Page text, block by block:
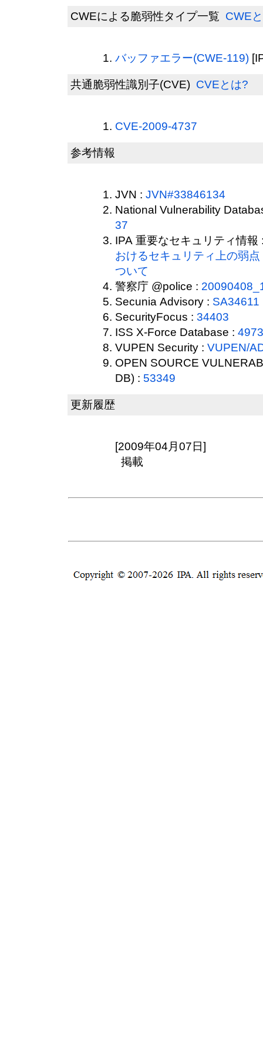
CWEによる脆弱性タイプ一覧 CWE
バッファエラー(CWE-119)
共通脆弱性識別子(CVE) CVEとは?
CVE-2009-4737
参考情報
JVN : JVN#33846134
National Vulnerability
37
IPA 重要なセキュリティ情報
おけるセキュリティ上の弱
ついて
警察庁 @police :
Secunia Advisory : SA34611
SecurityFocus : 34403
ISS X-Force Database :
VUPEN Security : VUPEN/
OPEN SOURCE
DB) : 53349
更新履歴
[2009年04月07日]
掲載